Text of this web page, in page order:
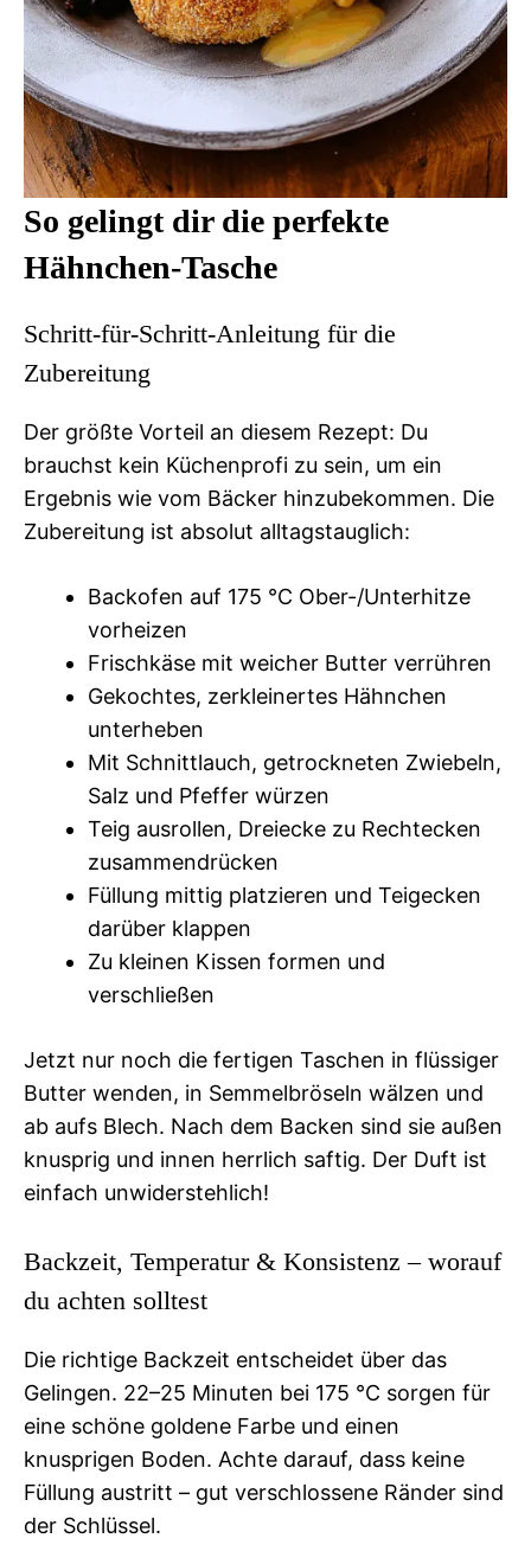
So gelingt dir die perfekte
Hähnchen-Tasche
Schritt-für-Schritt-Anleitung für die
Zubereitung
Der größte Vorteil an diesem Rezept: Du
brauchst kein Küchenprofi zu sein, um ein
Ergebnis wie vom Bäcker hinzubekommen. Die
Zubereitung ist absolut alltagstauglich:
Backofen auf 175 °C Ober-/Unterhitze
vorheizen
Frischkäse mit weicher Butter verrühren
Gekochtes, zerkleinertes Hähnchen
unterheben
Mit Schnittlauch, getrockneten Zwiebeln,
Salz und Pfeffer würzen
Teig ausrollen, Dreiecke zu Rechtecken
zusammendrücken
Füllung mittig platzieren und Teigecken
darüber klappen
Zu kleinen Kissen formen und
verschließen
Jetzt nur noch die fertigen Taschen in flüssiger
Butter wenden, in Semmelbröseln wälzen und
ab aufs Blech. Nach dem Backen sind sie außen
knusprig und innen herrlich saftig. Der Duft ist
einfach unwiderstehlich!
Backzeit, Temperatur & Konsistenz – worauf
du achten solltest
Die richtige Backzeit entscheidet über das
Gelingen. 22–25 Minuten bei 175 °C sorgen für
eine schöne goldene Farbe und einen
knusprigen Boden. Achte darauf, dass keine
Füllung austritt – gut verschlossene Ränder sind
der Schlüssel.